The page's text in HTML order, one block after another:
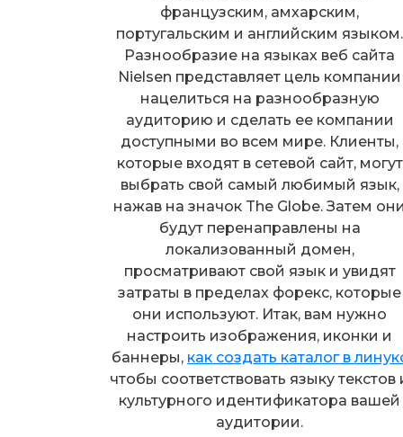
французским, амхарским,
португальским и английским языком.
Разнообразие на языках веб сайта
Nielsen представляет цель компании
нацелиться на разнообразную
аудиторию и сделать ее компании
доступными во всем мире. Клиенты,
которые входят в сетевой сайт, могут
выбрать свой самый любимый язык,
нажав на значок The Globe. Затем они
будут перенаправлены на
локализованный домен,
просматривают свой язык и увидят
затраты в пределах форекс, которые
они используют. Итак, вам нужно
настроить изображения, иконки и
баннеры, как создать каталог в
чтобы соответствовать языку текстов
культурного идентификатора вашей
аудитории.